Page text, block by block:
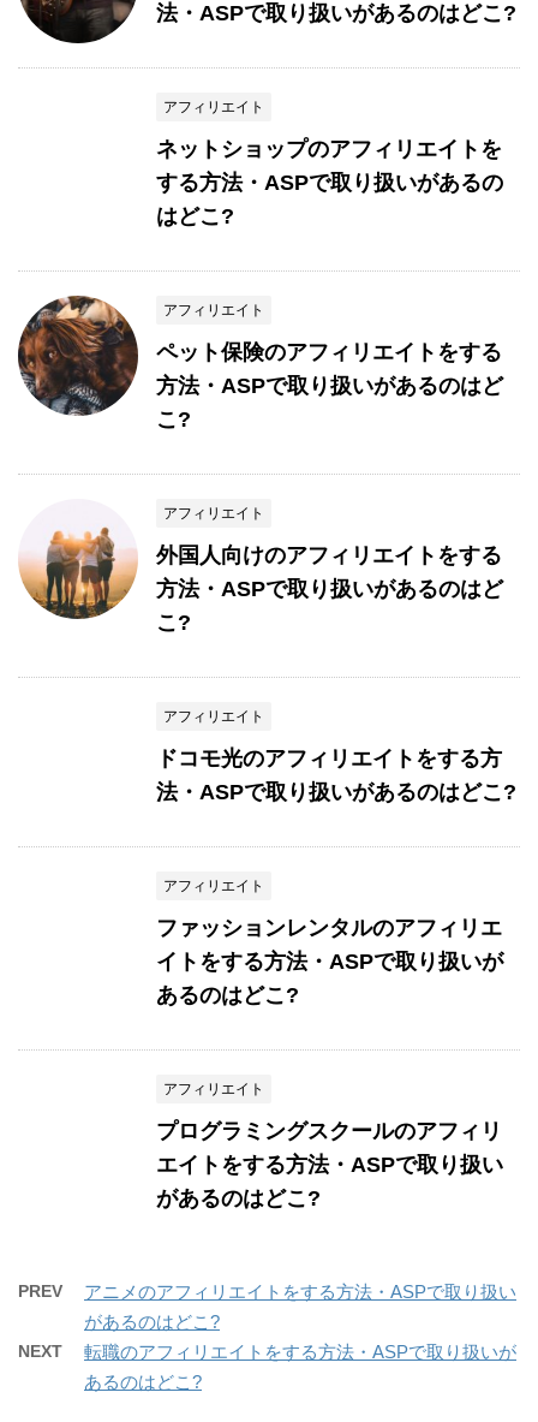
法・ASPで取り扱いがあるのはどこ?
アフィリエイト
ネットショップのアフィリエイトを
する方法・ASPで取り扱いがあるの
はどこ?
アフィリエイト
ペット保険のアフィリエイトをする
方法・ASPで取り扱いがあるのはど
こ?
アフィリエイト
外国人向けのアフィリエイトをする
方法・ASPで取り扱いがあるのはど
こ?
アフィリエイト
ドコモ光のアフィリエイトをする方
法・ASPで取り扱いがあるのはどこ?
アフィリエイト
ファッションレンタルのアフィリエ
イトをする方法・ASPで取り扱いが
あるのはどこ?
アフィリエイト
プログラミングスクールのアフィリ
エイトをする方法・ASPで取り扱い
があるのはどこ?
PREV
アニメのアフィリエイトをする方法・ASPで取り扱い
があるのはどこ?
NEXT
転職のアフィリエイトをする方法・ASPで取り扱いが
あるのはどこ?